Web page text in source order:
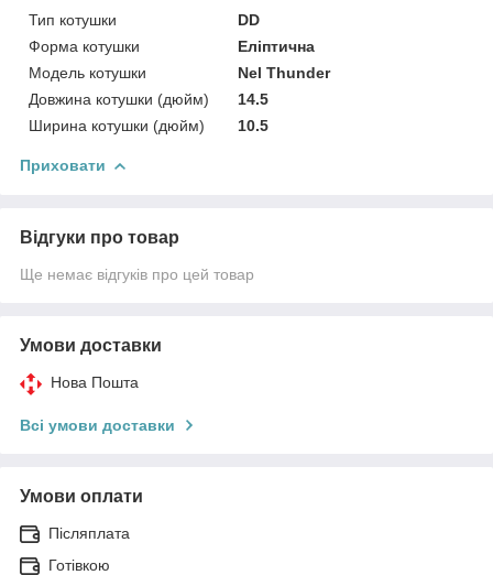
Тип котушки
DD
Форма котушки
Еліптична
Модель котушки
Nel Thunder
Довжина котушки (дюйм)
14.5
Ширина котушки (дюйм)
10.5
Приховати
Відгуки про товар
Ще немає відгуків про цей товар
Умови доставки
Нова Пошта
Всі умови доставки
Умови оплати
Післяплата
Готівкою